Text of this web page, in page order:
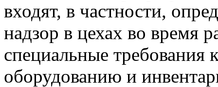
входят, в частности,
надзор в цехах во время
специальные требования
оборудованию и